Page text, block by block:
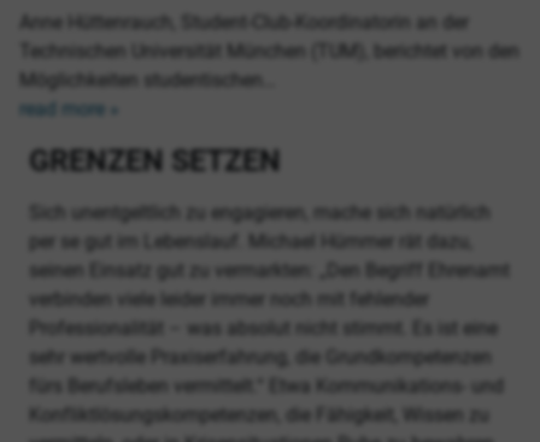
Anne Hüttenrauch, Student-Club-Koordinatorin an der
Technischen Universität München (TUM), berichtet von den
Möglichkeiten studentischen…
read more »
GRENZEN SETZEN
Sich unentgeltlich zu engagieren, mache sich natürlich
per se gut im Lebenslauf. Michael Hümmer rät dazu,
seinen Einsatz gut zu vermarkten: „Den Begriff Ehrenamt
verbinden viele leider immer noch mit fehlender
Professionalität – was absolut nicht stimmt. Es ist eine
sehr wertvolle Praxiserfahrung, die Grundkompetenzen
fürs Berufsleben vermittelt.“ Etwa Kommunikations- und
Konfliktlösungskompetenzen, die Fähigkeit, Wissen zu